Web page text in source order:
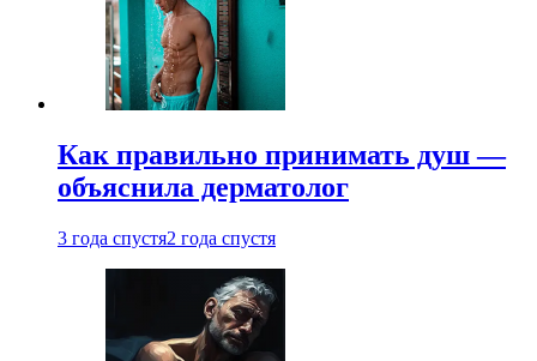
Как правильно принимать душ —
объяснила дерматолог
3 года спустя2 года спустя